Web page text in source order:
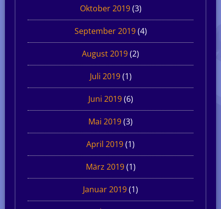
Oktober 2019(3)
September 2019(4)
August 2019(2)
Juli 2019(1)
Juni 2019(6)
Mai 2019(3)
April 2019(1)
März 2019(1)
Januar 2019(1)